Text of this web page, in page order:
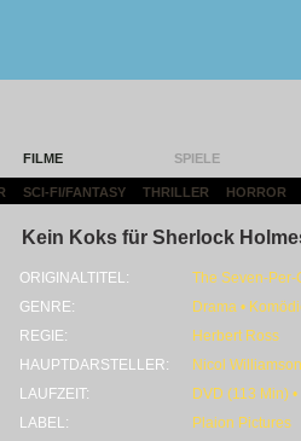
FILME SPIELE
SCI-FI/FANTASY THRILLER HORROR
Kein Koks für Sherlock
ORIGINALTITEL:
The Seven-Per-
GENRE:
Drama •
REGIE:
Herbert Ross
HAUPTDARSTELLER:
Nicol
LAUFZEIT:
DVD (113 Min)
LABEL:
Plaion Pictures